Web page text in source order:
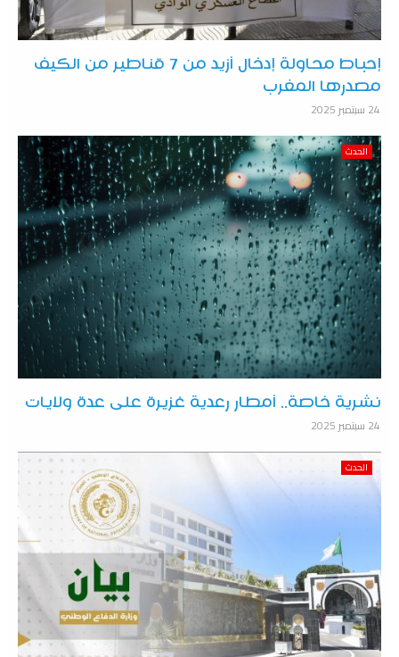
إحباط محاولة إدخال أزيد من 7 قناطير من الكيف
مصدرها المغرب
24 سبتمبر 2025
الحدث
نشرية خاصة.. أمطار رعدية غزيرة على عدة ولايات
24 سبتمبر 2025
الحدث